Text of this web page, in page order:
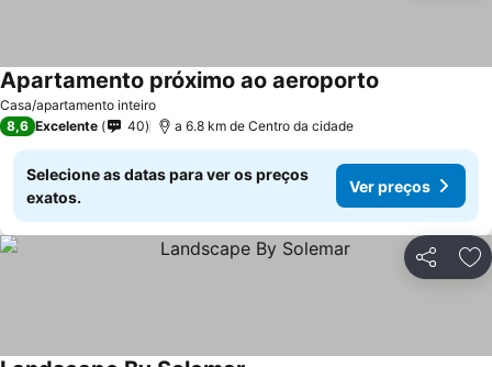
Casa/apartamento inteiro
Apartamento próximo ao aeroporto
8,6 Excelente 40 a 6.8 km de Centro da cidade
Selecione as datas para ver os preços
exatos.
Ver preços
Partilhar